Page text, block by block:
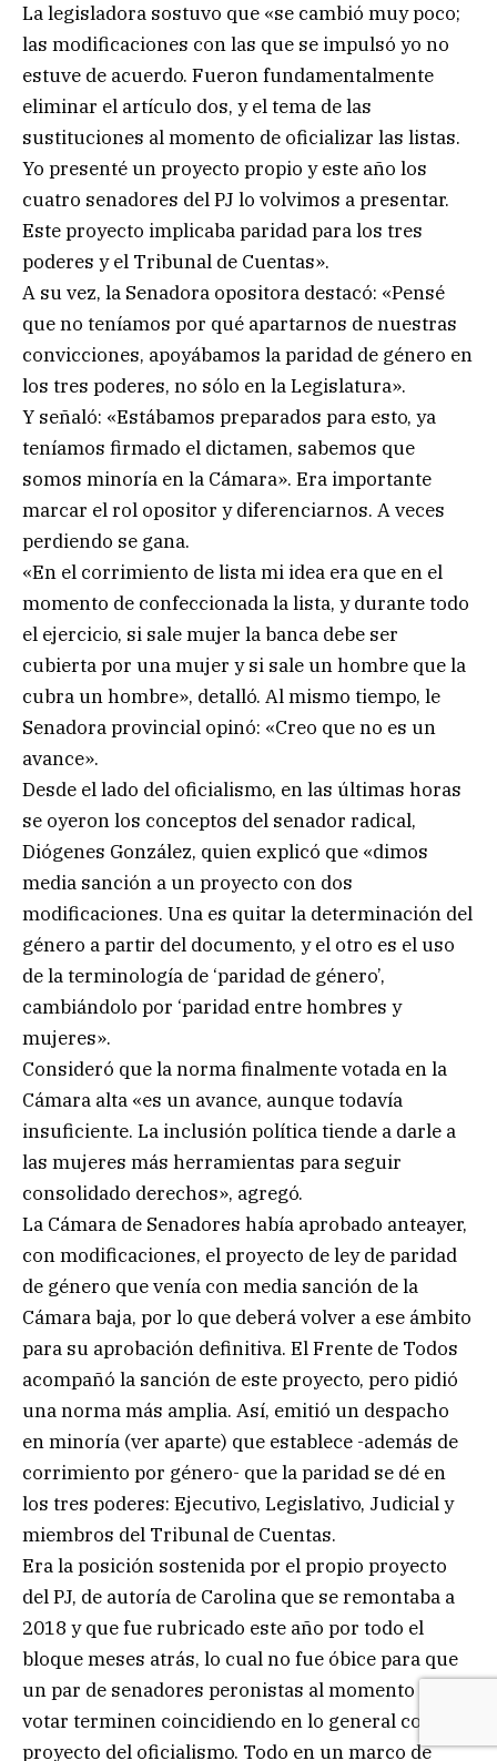
La legisladora sostuvo que «se cambió muy poco;
las modificaciones con las que se impulsó yo no
estuve de acuerdo. Fueron fundamentalmente
eliminar el artículo dos, y el tema de las
sustituciones al momento de oficializar las listas.
Yo presenté un proyecto propio y este año los
cuatro senadores del PJ lo volvimos a presentar.
Este proyecto implicaba paridad para los tres
poderes y el Tribunal de Cuentas».
A su vez, la Senadora opositora destacó: «Pensé
que no teníamos por qué apartarnos de nuestras
convicciones, apoyábamos la paridad de género en
los tres poderes, no sólo en la Legislatura».
Y señaló: «Estábamos preparados para esto, ya
teníamos firmado el dictamen, sabemos que
somos minoría en la Cámara». Era importante
marcar el rol opositor y diferenciarnos. A veces
perdiendo se gana.
«En el corrimiento de lista mi idea era que en el
momento de confeccionada la lista, y durante todo
el ejercicio, si sale mujer la banca debe ser
cubierta por una mujer y si sale un hombre que la
cubra un hombre», detalló. Al mismo tiempo, le
Senadora provincial opinó: «Creo que no es un
avance».
Desde el lado del oficialismo, en las últimas horas
se oyeron los conceptos del senador radical,
Diógenes González, quien explicó que «dimos
media sanción a un proyecto con dos
modificaciones. Una es quitar la determinación del
género a partir del documento, y el otro es el uso
de la terminología de ‘paridad de género’,
cambiándolo por ‘paridad entre hombres y
mujeres».
Consideró que la norma finalmente votada en la
Cámara alta «es un avance, aunque todavía
insuficiente. La inclusión política tiende a darle a
las mujeres más herramientas para seguir
consolidado derechos», agregó.
La Cámara de Senadores había aprobado anteayer,
con modificaciones, el proyecto de ley de paridad
de género que venía con media sanción de la
Cámara baja, por lo que deberá volver a ese ámbito
para su aprobación definitiva. El Frente de Todos
acompañó la sanción de este proyecto, pero pidió
una norma más amplia. Así, emitió un despacho
en minoría (ver aparte) que establece -además de
corrimiento por género- que la paridad se dé en
los tres poderes: Ejecutivo, Legislativo, Judicial y
miembros del Tribunal de Cuentas.
Era la posición sostenida por el propio proyecto
del PJ, de autoría de Carolina que se remontaba a
2018 y que fue rubricado este año por todo el
bloque meses atrás, lo cual no fue óbice para que
un par de senadores peronistas al momento de
votar terminen coincidiendo en lo general con el
proyecto del oficialismo. Todo en un marco de